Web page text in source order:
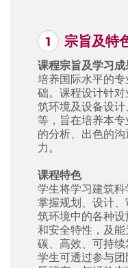
宗旨及特
课程宗旨及学习成
培养国际水平的
础。课程设计针
筑环境及设备设
等，旨在培养本
的分析、出⾊的
⼒。
课程特色
学⽣将学习建筑
掌握规划、设计
筑环境中的各种
和安全特性，及
碳、高效、可持续
学⽣可透过参与